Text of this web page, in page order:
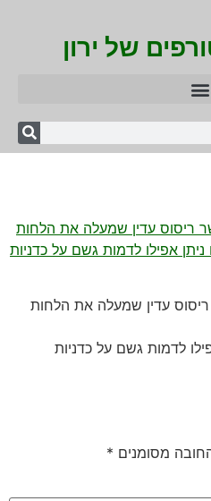
של ירון
עדין שמעלה את הלחות
לדמות גשם על כדניות
מסומנים *